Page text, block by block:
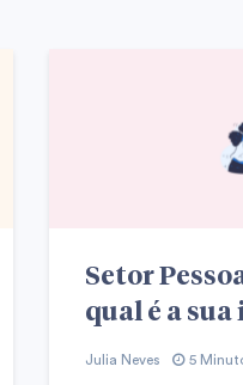
Setor
qual é a
Julia Neves 5